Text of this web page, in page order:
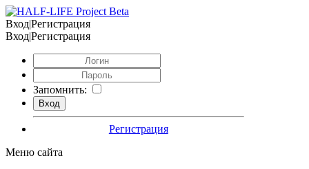
Вход|Регистрация
Вход|Регистрация
Запомнить:
Регистрация
Меню сайта